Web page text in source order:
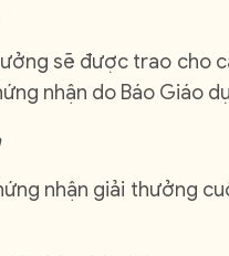
sẽ được trao cho
nhận do Báo Giáo
nhận giải thưởng